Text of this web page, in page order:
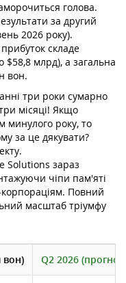
голова.
за другий
2026 року).
складе
$58,8 млрд), а загальна
вон.
три роки сумарно
місяці! Якщо
минулого року, то
за це дякувати?
Solutions зараз
чіпи пам'яті
корпораціям. Повний
масштаб тріумфу
вон) Q2 2026 (прогноз)